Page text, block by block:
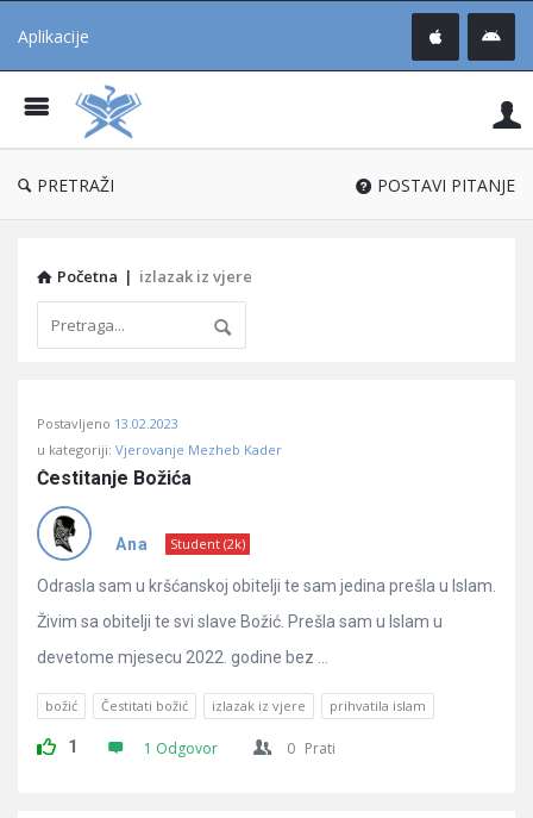
Aplikacije
®
PRETRAŽI POSTAVI PITANJE
Početna | izlazak iz vjere
Učene
®
Latest
Pitanja
Postavljeno 13.02.2023
u kategoriji: Vjerovanje Mezheb Kader
Čestitanje Božića
Ana Student (2k)
Odrasla sam u kršćanskoj obitelji te sam jedina prešla u Islam.
Živim sa obitelji te svi slave Božić. Prešla sam u Islam u
devetome mjesecu 2022. godine bez ...
božić Čestitati božić izlazak iz vjere prihvatila islam
1 1 Odgovor 0 Prati